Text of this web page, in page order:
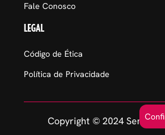
Fale Conosco
LEGAL
Código de Ética
Política de Privacidade
Copyright © 2024 Sem